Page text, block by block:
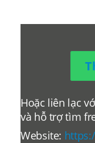
Hoặc liên lạc
và hỗ trợ tìm
Website: